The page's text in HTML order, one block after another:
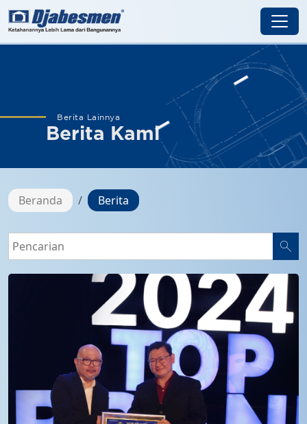
Berita Lainnya
Berita Kami
Beranda Berita
search